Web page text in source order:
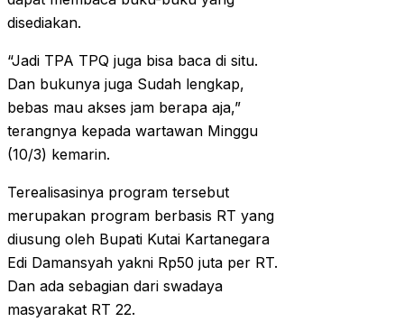
disediakan.
“Jadi TPA TPQ juga bisa baca di situ.
Dan bukunya juga Sudah lengkap,
bebas mau akses jam berapa aja,”
terangnya kepada wartawan Minggu
(10/3) kemarin.
Terealisasinya program tersebut
merupakan program berbasis RT yang
diusung oleh Bupati Kutai Kartanegara
Edi Damansyah yakni Rp50 juta per RT.
Dan ada sebagian dari swadaya
masyarakat RT 22.